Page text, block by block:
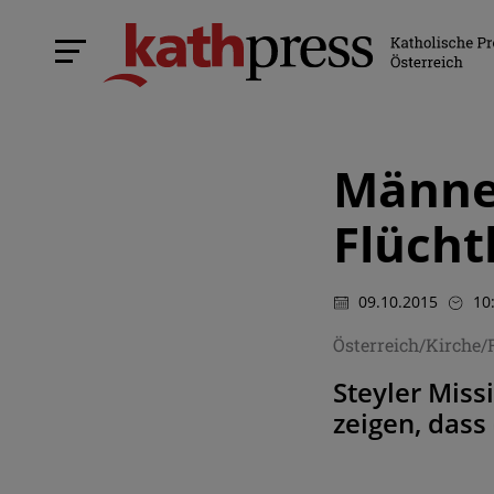
09.10.2015
Österreich/
Steyler
zeigen,